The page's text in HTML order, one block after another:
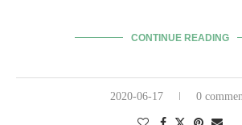
CONTINUE READING
2020-06-17 0